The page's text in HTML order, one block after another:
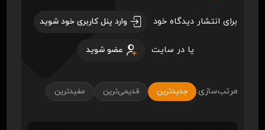
برای انتشار دیدگاه خود وارد پنل کاربری خود شوید
یا در سایت عضو شوید
مرتب‌سازی: جدیدترین قدیمی‌ترین مفیدترین